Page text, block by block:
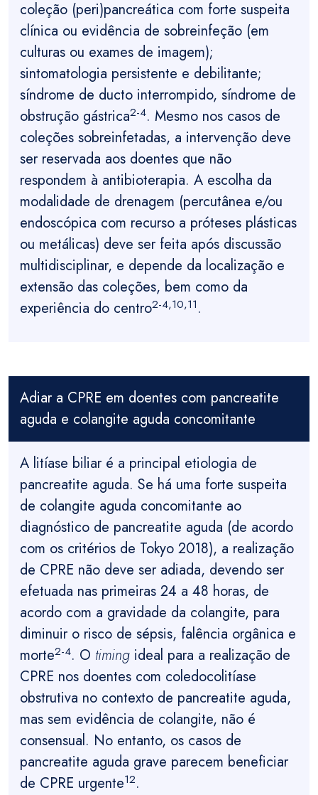
coleção (peri)pancreática com forte suspeita
clínica ou evidência de sobreinfeção (em
culturas ou exames de imagem);
sintomatologia persistente e debilitante;
síndrome de ducto interrompido, síndrome de
obstrução gástrica2-4. Mesmo nos casos de
coleções sobreinfetadas, a intervenção deve
ser reservada aos doentes que não
respondem à antibioterapia. A escolha da
modalidade de drenagem (percutânea e/ou
endoscópica com recurso a próteses plásticas
ou metálicas) deve ser feita após discussão
multidisciplinar, e depende da localização e
extensão das coleções, bem como da
experiência do centro2-4,10,11.
Adiar a CPRE em doentes com pancreatite
aguda e colangite aguda concomitante
A litíase biliar é a principal etiologia de
pancreatite aguda. Se há uma forte suspeita
de colangite aguda concomitante ao
diagnóstico de pancreatite aguda (de acordo
com os critérios de Tokyo 2018), a realização
de CPRE não deve ser adiada, devendo ser
efetuada nas primeiras 24 a 48 horas, de
acordo com a gravidade da colangite, para
diminuir o risco de sépsis, falência orgânica e
morte2-4. O timing ideal para a realização de
CPRE nos doentes com coledocolitíase
obstrutiva no contexto de pancreatite aguda,
mas sem evidência de colangite, não é
consensual. No entanto, os casos de
pancreatite aguda grave parecem beneficiar
de CPRE urgente12.